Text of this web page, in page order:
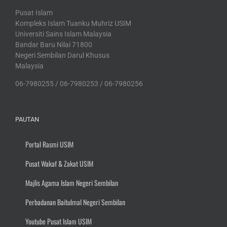
Pusat Islam
Kompleks Islam Tuanku Muhriz USIM
Universiti Sains Islam Malaysia
Bandar Baru Nilai 71800
Negeri Sembilan Darul Khusus
Malaysia
06-7980255 / 06-7980253 / 06-7980256
PAUTAN
Portal Rasmi USIM
Pusat Wakaf & Zakat USIM
Majlis Agama Islam Negeri Sembilan
Perbadanan Baitulmal Negeri Sembilan
Youtube Pusat Islam USIM